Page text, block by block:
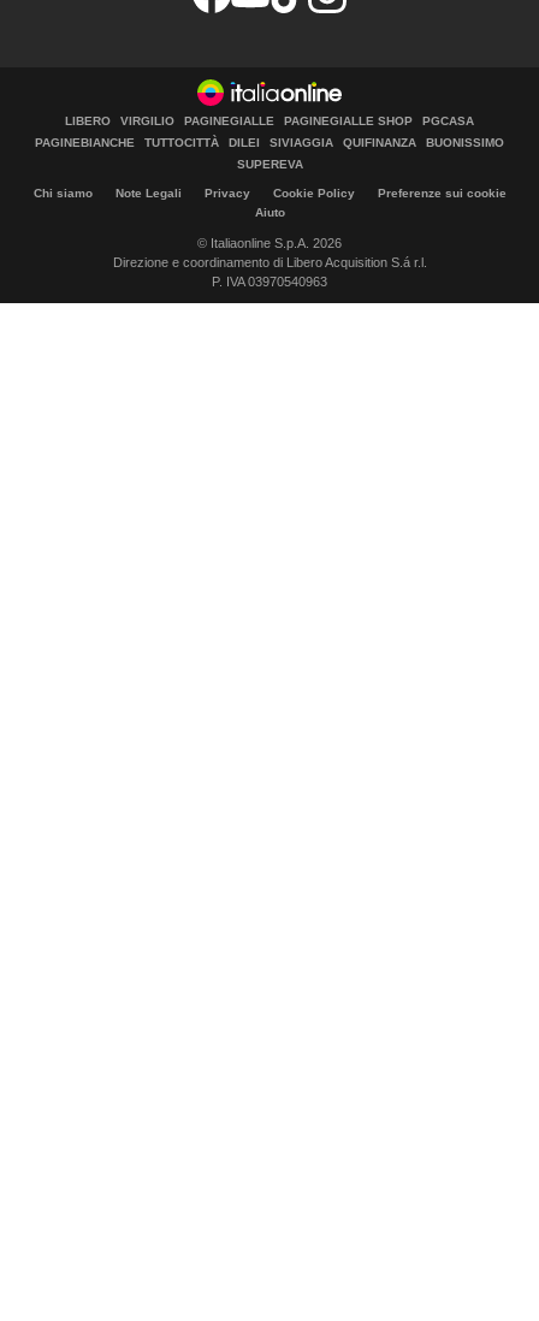
LIBERO VIRGILIO PAGINEGIALLE PAGINEGIALLE SHOP
PGCASA
PAGINEBIANCHE
TUTTOCITTÀ DILEI SIVIAGGIA QUIFINANZA
BUONISSIMO
SUPEREVA
Chi siamo Note Legali Privacy Cookie Policy
Preferenze sui cookie
Aiuto
© Italiaonline S.p.A. 2026
Direzione e coordinamento di Libero Acquisition S.á r.l.
P. IVA 03970540963